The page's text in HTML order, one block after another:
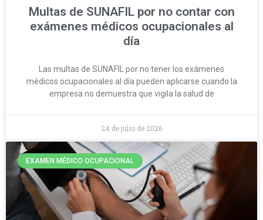
Multas de SUNAFIL por no contar con
exámenes médicos ocupacionales al
día
Las multas de SUNAFIL por no tener los exámenes
médicos ocupacionales al día pueden aplicarse cuando la
empresa no demuestra que vigila la salud de
24 de julio de 2026
EXAMEN MÉDICO OCUPACIONAL